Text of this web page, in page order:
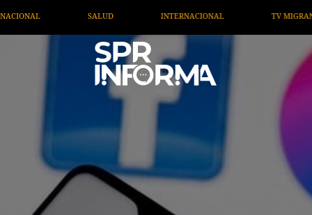
INTERNACIONAL TV MIGRANTE INFORMA OPINIÓN